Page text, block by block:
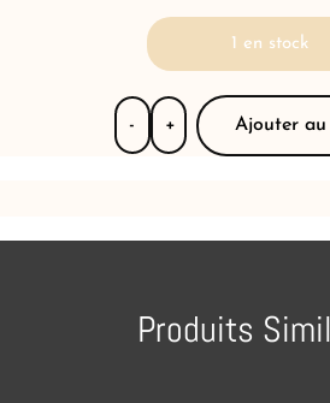
1 en stock
- + Ajouter
Produits